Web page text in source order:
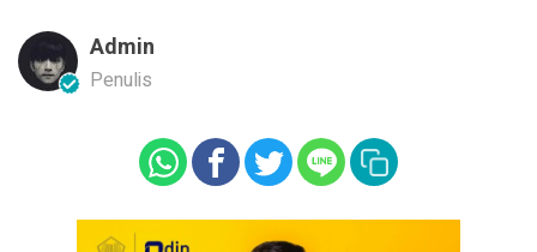
Admin
Penulis